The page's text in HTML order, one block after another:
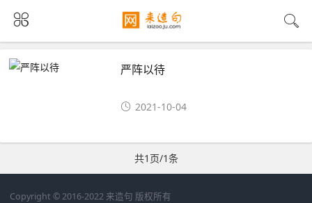
严阵以待
2021-10-04
共1页/1条
Copyright © 2016-2022 来造句 版权所有